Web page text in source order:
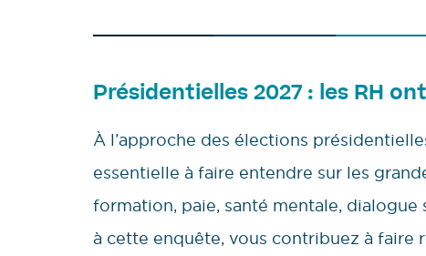
Présidentielles 2027 : les RH
À l’approche des élections
essentielle à faire entendre sur les
formation, paie, santé mentale,
à cette enquête, vous contribuez à faire